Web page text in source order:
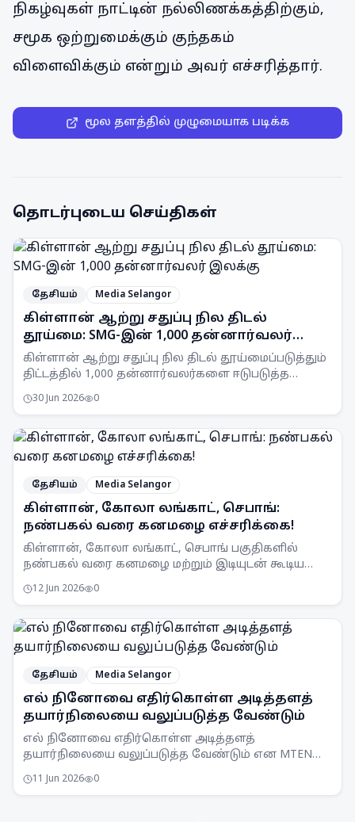
நிகழ்வுகள் நாட்டின் நல்லிணக்கத்திற்கும்,
சமூக ஒற்றுமைக்கும் குந்தகம்
விளைவிக்கும் என்றும் அவர் எச்சரித்தார்.
மூல தளத்தில் முழுமையாக படிக்க
தொடர்புடைய செய்திகள்
தேசியம் Media Selangor
கிள்ளான் ஆற்று சதுப்பு நில திடல்
தூய்மை: SMG-இன் 1,000 தன்னார்வலர்
இலக்கு
கிள்ளான் ஆற்று சதுப்பு நில திடல் தூய்மைப்படுத்தும்
திட்டத்தில் 1,000 தன்னார்வலர்களை ஈடுபடுத்த
வைத்துள்ளது.
30 Jun 2026 0
தேசியம் Media Selangor
கிள்ளான், கோலா லங்காட், செபாங்:
நண்பகல் வரை கனமழை எச்சரிக்கை!
கிள்ளான், கோலா லங்காட், செபாங் பகுதிகளில்
நண்பகல் வரை கனமழை மற்றும் இடியுடன் கூடிய
எச்சரிக்கை விடுத்துள்ளது.
12 Jun 2026 0
தேசியம் Media Selangor
எல் நினோவை எதிர்கொள்ள அடித்தளத்
தயார்நிலையை வலுப்படுத்த வேண்டும்
எல் நினோவை எதிர்கொள்ள அடித்தளத்
தயார்நிலையை வலுப்படுத்த வேண்டும் என MTEN
விழிப்புணர்வு அதிகரிக்கப்படும்.
11 Jun 2026 0